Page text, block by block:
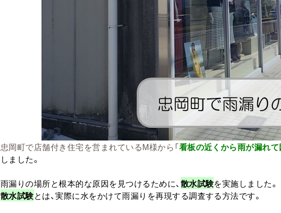
忠岡町で店舗付き住宅を営まれているM様から「看板の近くから雨が漏れ
しました。
雨漏りの場所と根本的な原因を見つけるために、 散水試験を実施しました。
散水試験とは、実際に水をかけて雨漏りを再現する調査する方法です。